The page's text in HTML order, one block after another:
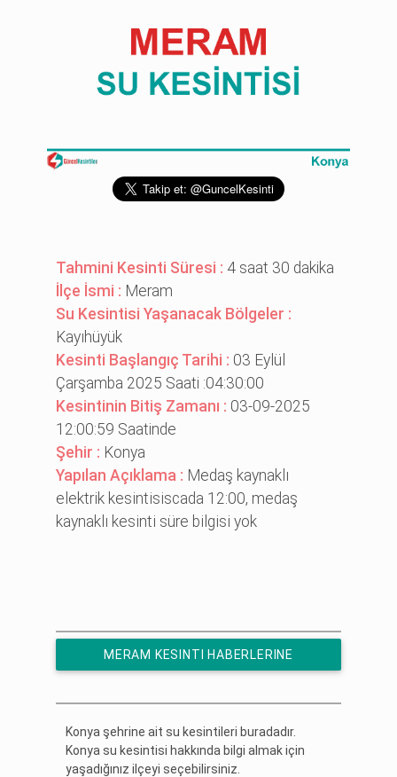
Tahmini Kesinti Süresi : 4 saat 30 dakika
İlçe İsmi : Meram
Su Kesintisi Yaşanacak Bölgeler :
Kayıhüyük
Kesinti Başlangıç Tarihi : 03 Eylül
Çarşamba 2025 Saati :04:30:00
Kesintinin Bitiş Zamanı : 03-09-2025
12:00:59 Saatinde
Şehir : Konya
Yapılan Açıklama : Medaş kaynaklı
elektri̇k kesi̇nti̇si̇scada 12:00, medaş
kaynaklı kesi̇nti̇ süre bi̇lgi̇si̇ yok
MERAM KESINTI HABERLERINE
Konya şehrine ait su kesintileri buradadır.
Konya su kesintisi hakkında bilgi almak için
yaşadığınız ilçeyi seçebilirsiniz.